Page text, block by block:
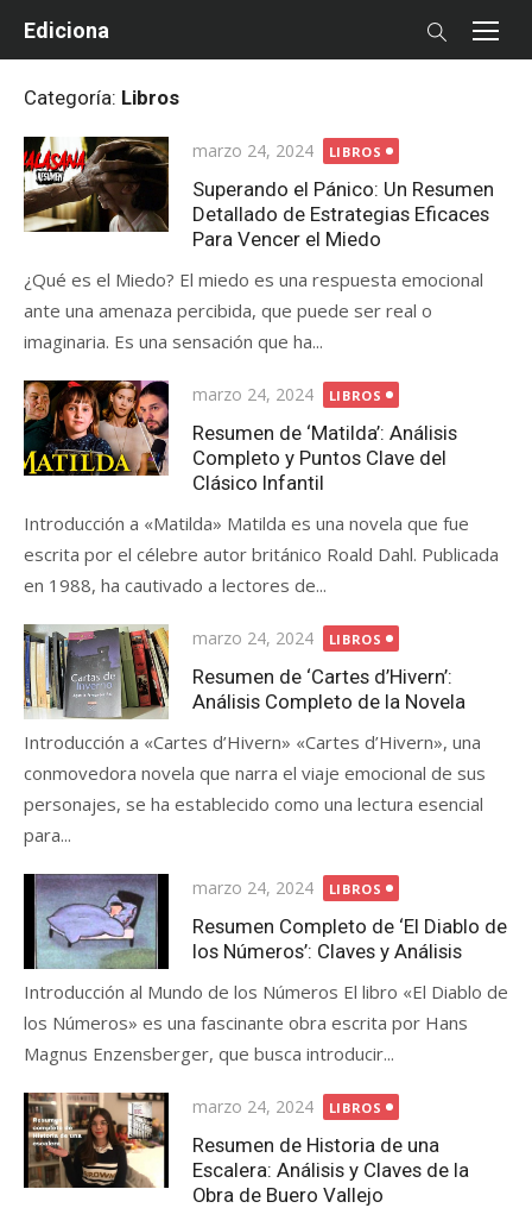
Ediciona
Categoría: Libros
Posted
on
marzo 24, 2024 LIBROS
Superando el Pánico: Un Resumen
Detallado de Estrategias Eficaces
Para Vencer el Miedo
¿Qué es el Miedo? El miedo es una respuesta emocional
ante una amenaza percibida, que puede ser real o
imaginaria. Es una sensación que ha...
Posted
on
marzo 24, 2024 LIBROS
Resumen de ‘Matilda’: Análisis
Completo y Puntos Clave del
Clásico Infantil
Introducción a «Matilda» Matilda es una novela que fue
escrita por el célebre autor británico Roald Dahl. Publicada
en 1988, ha cautivado a lectores de...
Posted
on
marzo 24, 2024 LIBROS
Resumen de ‘Cartes d’Hivern’:
Análisis Completo de la Novela
Introducción a «Cartes d’Hivern» «Cartes d’Hivern», una
conmovedora novela que narra el viaje emocional de sus
personajes, se ha establecido como una lectura esencial
para...
Posted
on
marzo 24, 2024 LIBROS
Resumen Completo de ‘El Diablo de
los Números’: Claves y Análisis
Introducción al Mundo de los Números El libro «El Diablo de
los Números» es una fascinante obra escrita por Hans
Magnus Enzensberger, que busca introducir...
Posted
on
marzo 24, 2024 LIBROS
Resumen de Historia de una
Escalera: Análisis y Claves de la
Obra de Buero Vallejo